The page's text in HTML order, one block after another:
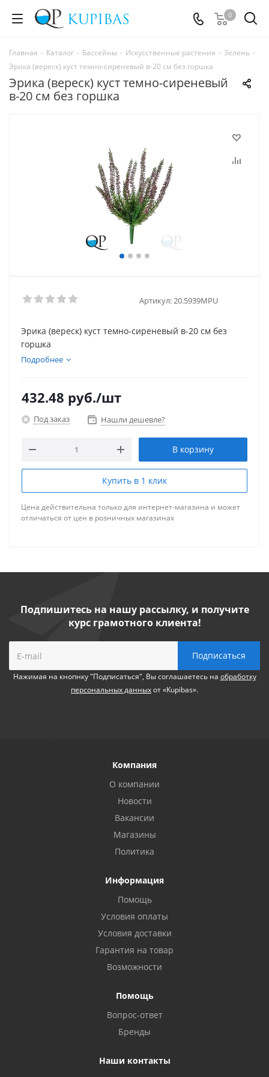
0
Главная - Каталог - Бассейны - Искусственные растения - Зелень -
Эрика (вереск) куст темно-сиреневый в-20 см без горшка
Эрика (вереск) куст темно-сиреневый
в-20 см без горшка
Артикул: 20.5939MPU
Эрика (вереск) куст темно-сиреневый в-20 см без
горшка
Подробнее
432.48 руб./шт
Под заказ Нашли дешевле?
В корзину
Купить в 1 клик
Цена действительна только для интернет-магазина и может
отличаться от цен в розничных магазинах
Подпишитесь на нашу рассылку, и получите
курс грамотного клиента!
Нажимая на кнопнку "Подписаться", Вы соглашаетесь на обработку
персональных данныхот «Kupibas».
Компания
О компании
Новости
Вакансии
Магазины
Политика
Информация
Помощь
Условия оплаты
Условия доставки
Гарантия на товар
Возможности
Помощь
Вопрос-ответ
Бренды
Наши контакты